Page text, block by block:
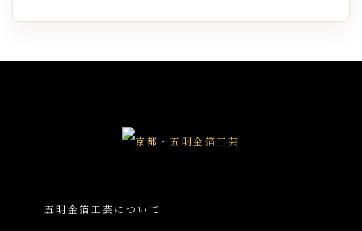
五明金箔工芸について